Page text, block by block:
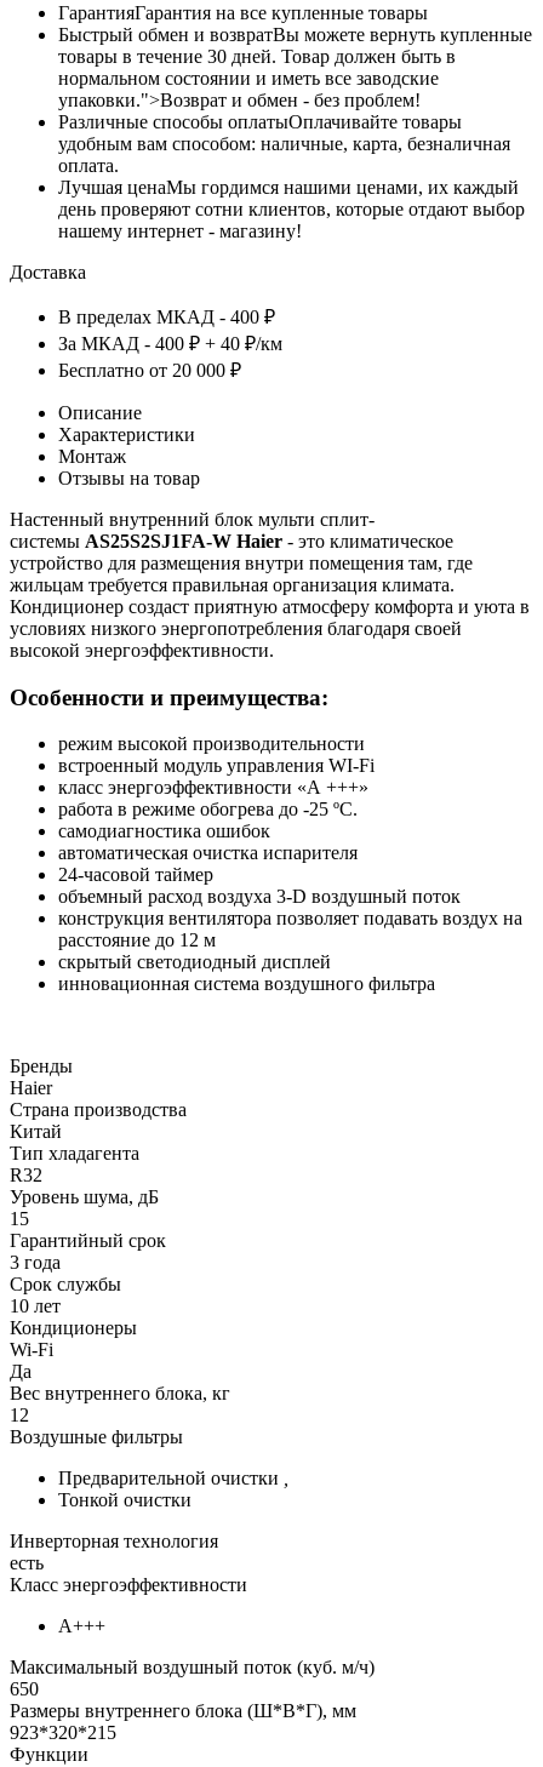
ГарантияГарантия на все купленные товары
Быстрый обмен и возвратВы можете вернуть купленные
товары в течение 30 дней. Товар должен быть в
нормальном состоянии и иметь все заводские
упаковки.">Возврат и обмен - без проблем!
Различные способы оплатыОплачивайте товары
удобным вам способом: наличные, карта, безналичная
оплата.
Лучшая ценаМы гордимся нашими ценами, их каждый
день проверяют сотни клиентов, которые отдают выбор
нашему интернет - магазину!
Доставка
В пределах МКАД - 400 ₽
За МКАД - 400 ₽ + 40 ₽/км
Бесплатно от 20 000 ₽
Описание
Характеристики
Монтаж
Отзывы на товар
Настенный внутренний блок мульти сплит-
системы AS25S2SJ1FA-W Haier - это климатическое
устройство для размещения внутри помещения там, где
жильцам требуется правильная организация климата.
Кондиционер создаст приятную атмосферу комфорта и уюта в
условиях низкого энергопотребления благодаря своей
высокой энергоэффективности.
Особенности и преимущества:
режим высокой производительности
встроенный модуль управления WI-Fi
класс энергоэффективности «А +++»
работа в режиме обогрева до -25 ºС.
самодиагностика ошибок
автоматическая очистка испарителя
24-часовой таймер
объемный расход воздуха 3-D воздушный поток
конструкция вентилятора позволяет подавать воздух на
расстояние до 12 м
скрытый светодиодный дисплей
инновационная система воздушного фильтра
Бренды
Haier
Страна производства
Китай
Тип хладагента
R32
Уровень шума, дБ
15
Гарантийный срок
3 года
Срок службы
10 лет
Кондиционеры
Wi-Fi
Да
Вес внутреннего блока, кг
12
Воздушные фильтры
Предварительной очистки
Тонкой очистки
Инверторная технология
есть
Класс энергоэффективности
А+++
Максимальный воздушный поток (куб. м/ч)
650
Размеры внутреннего блока (Ш*В*Г), мм
923*320*215
Функции